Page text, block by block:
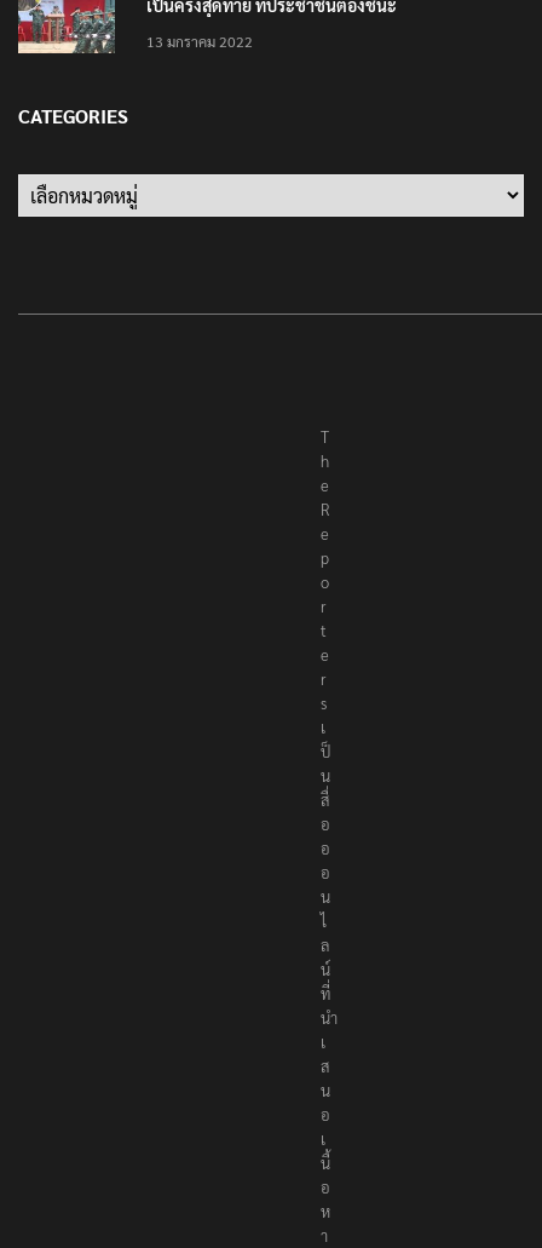
เป็นครั้งสุดท้าย ที่ประชาชนต้องชนะ
13 มกราคม 2022
CATEGORIES
Categories
T
h
e
R
e
p
o
r
t
e
r
s
เ
ป็
น
สื่
อ
อ
อ
น
ไ
ล
น์
ที่
นำ
เ
ส
น
อ
เ
นื้
อ
ห
า